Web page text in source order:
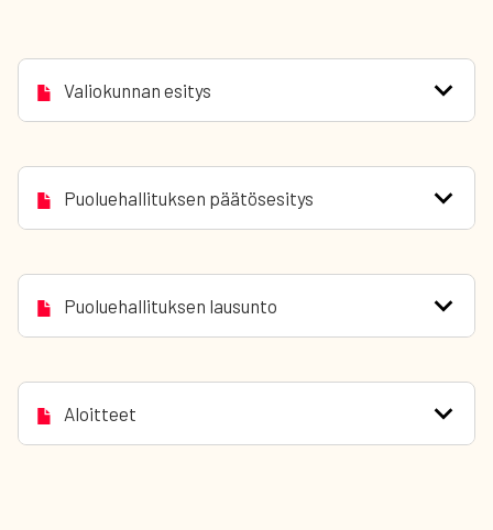
Valiokunnan esitys
Puoluehallituksen päätösesitys
Puoluehallituksen lausunto
Aloitteet